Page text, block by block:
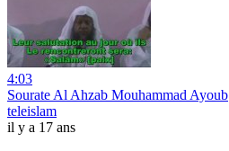
4:03
Sourate Al Ahzab Mouhammad Ayoub
teleislam
il y a 17 ans